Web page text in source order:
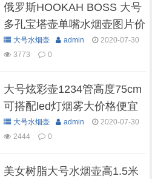
俄罗斯HOOKAH BOSS 大号
多孔宝塔壶单嘴水烟壶图片价
格大号水烟壶 admin
2020-07-30
3773
0
大号炫彩壶1234管高度75cm
可搭配led灯烟雾大价格便宜
大号水烟壶 admin
2020-07-30
2444
0
美女树脂大号水烟壶高1.5米